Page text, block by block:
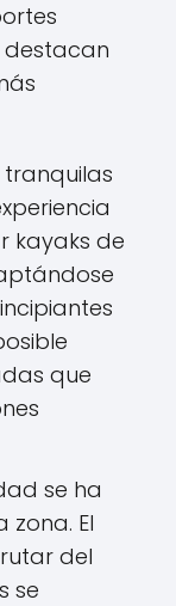
destacan
kayaks de
que
se ha
El
del
se